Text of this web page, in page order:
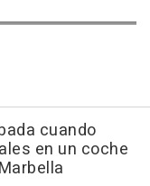
cuando
en un coche